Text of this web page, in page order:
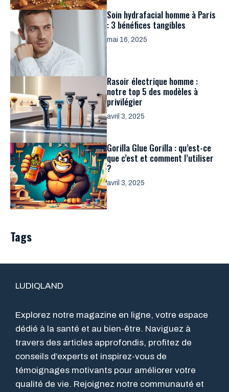
Soin hydrafacial homme à Paris
: 3 bénéfices tangibles
mai 16, 2025
Rasoir électrique homme :
notre top 5 des modèles à
privilégier
avril 3, 2025
Gorilla Glue Gorilla : qu’est-ce
que c’est et comment l’utiliser
?
avril 3, 2025
Tags
LUDIQLAND
Explorez notre magazine en ligne, votre espace
dédié à la santé et au bien-être. Naviguez à
travers des articles approfondis, profitez de
conseils d’experts et inspirez-vous de
témoignages motivants pour améliorer votre
qualité de vie. Rejoignez notre communauté et